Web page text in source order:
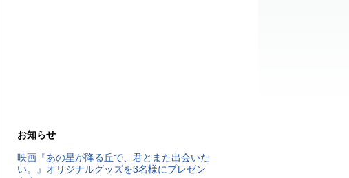
お知らせ
映画『あの星が降る丘で、君とまた出会いた
い。』オリジナルグッズを3名様にプレゼン